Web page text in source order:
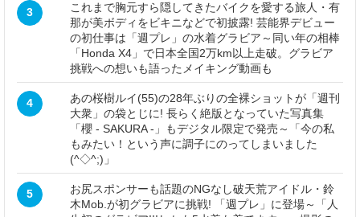
3
これまで胸元すら隠してきたバイクを愛する旅人・有
那が美ボディをビキニなどで初披露! 芸能界デビュー
の初仕事は「週プレ」の水着グラビア～同い年の相棒
「Honda X4」で日本全国2万km以上走破。グラビア
挑戦への想いも語ったメイキング動画も
4
あの桜樹ルイ(55)の28年ぶりの全裸ショットが「週刊
大衆」の袋とじに! 長らく絶版となっていた写真集
「櫻 - SAKURA -」もデジタル限定で発売～「今の私
もみたい！という声に調子にのってしまいました
(^◇^;)」
5
お尻スポンサーも話題のNGなし破天荒アイドル・鈴
木Mob.が初グラビアに挑戦! 「週プレ」に登場～「人